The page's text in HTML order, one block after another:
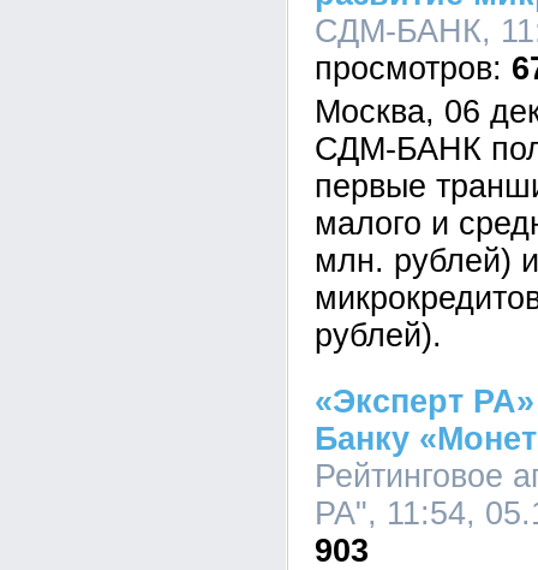
СДМ-БАНК,
Москва, 06
СДМ-БАНК
первые
малого и
млн. рублей)
рублей).
«Эксперт
Банку
Рейтинговое
РА", 11:54,
903